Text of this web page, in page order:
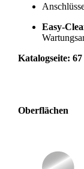
Easy-
Katalogseite: 67
Oberflächen